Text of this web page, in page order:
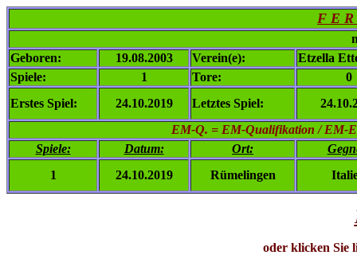
F E R
Geboren:
19.08.2003 Verein(e):
Etzella
Spiele:
1 Tore:
0
Erstes Spiel:
24.10.2019 Letztes Spiel:
EM-Q. = EM-Qualifikation / EM-
Spiele:
Datum: Ort:
1
24.10.2019 Rümelingen
oder klicken Sie